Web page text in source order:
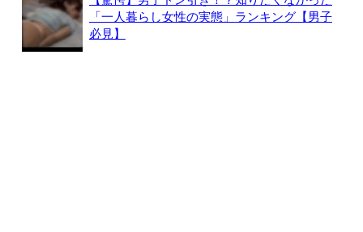
「一人暮らし女性の実態」ランキング【男子
必見】